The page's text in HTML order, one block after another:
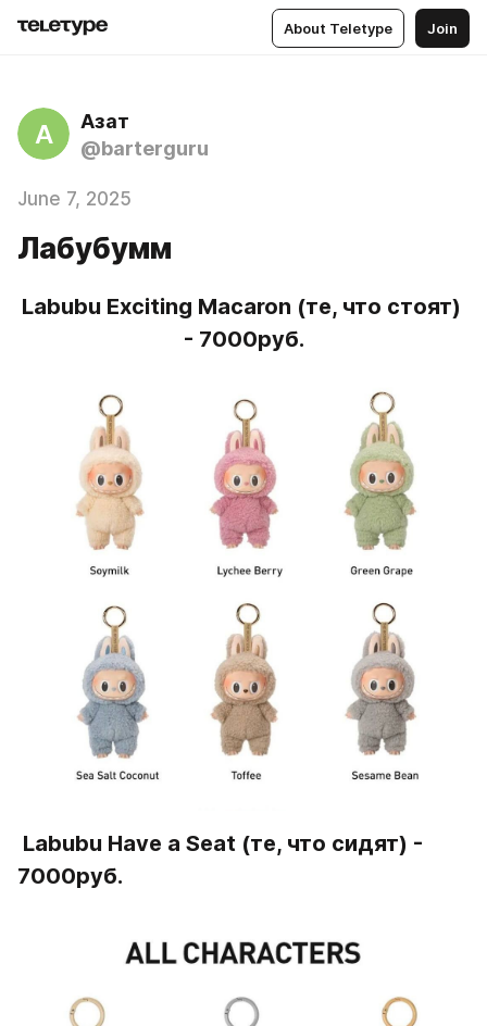
About Teletype Join
А
Азат
@barterguru
June 7, 2025
Лабубумм
Labubu Exciting Macaron (те, что стоят)
- 7000руб.
7000руб.